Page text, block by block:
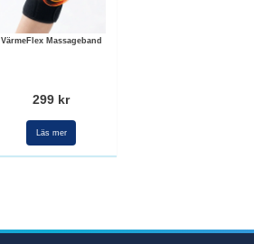
VärmeFlex Massageband
299 kr
Läs mer